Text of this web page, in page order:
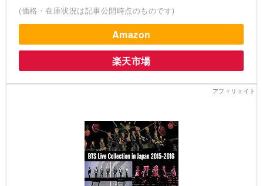
(価格・在庫状況は記事公開時点のものです)
Amazon
楽天市場